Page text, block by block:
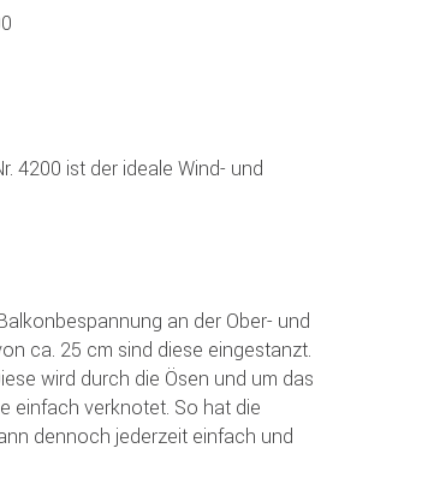
4200 ist der ideale Wind- und
an der Ober- und
ca. 25 cm sind diese eingestanzt.
wird durch die Ösen und um das
einfach verknotet. So hat die
dennoch jederzeit einfach und